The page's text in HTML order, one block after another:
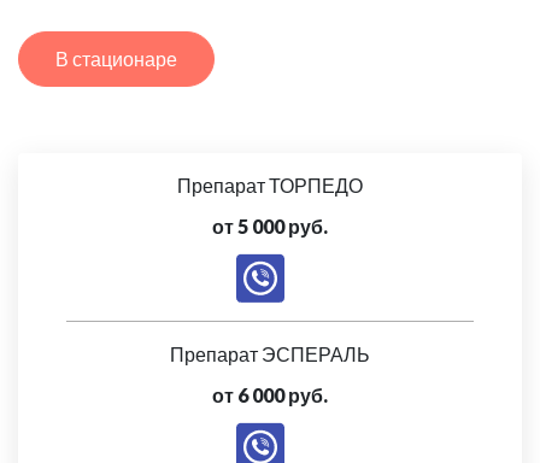
В стационаре
Препарат ТОРПЕДО
от 5 000 руб.
Препарат ЭСПЕРАЛЬ
от 6 000 руб.